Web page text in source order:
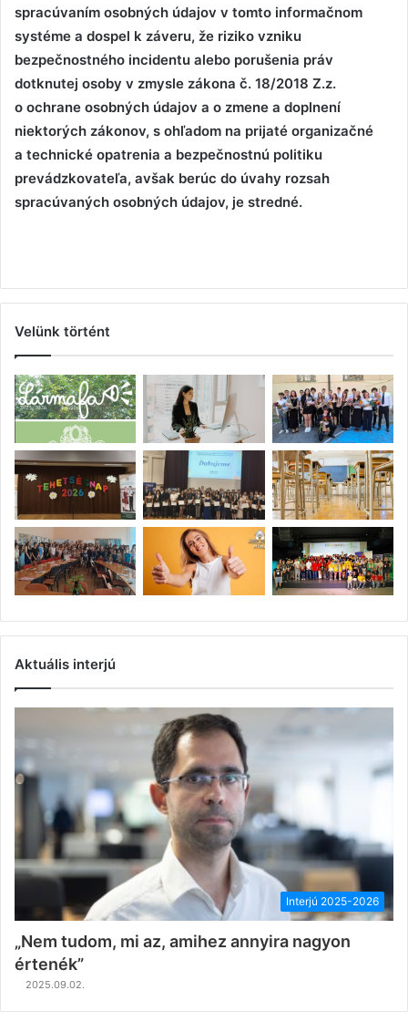
spracúvaním osobných údajov v tomto informačnom
systéme a dospel k záveru, že riziko vzniku
bezpečnostného incidentu alebo porušenia práv
dotknutej osoby v zmysle zákona č. 18/2018 Z.z.
o ochrane osobných údajov a o zmene a doplnení
niektorých zákonov, s ohľadom na prijaté organizačné
a technické opatrenia a bezpečnostnú politiku
prevádzkovateľa, avšak berúc do úvahy rozsah
spracúvaných osobných údajov, je stredné.
Velünk történt
Aktuális interjú
Interjú 2025-2026
„Nem tudom, mi az, amihez annyira nagyon
értenék”
2025.09.02.